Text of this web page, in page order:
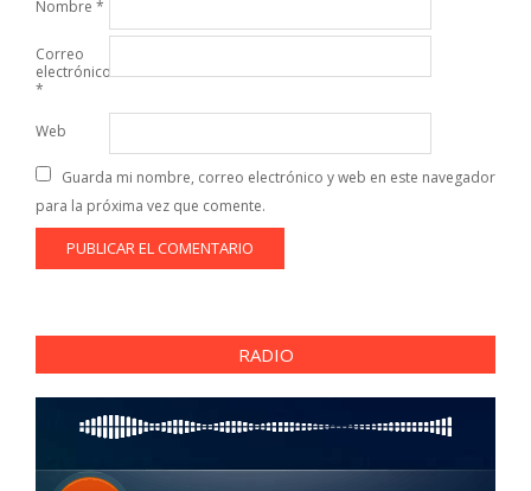
Nombre *
Correo
electrónico
*
Web
Guarda mi nombre, correo electrónico y web en este navegador
para la próxima vez que comente.
RADIO